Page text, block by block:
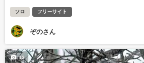
ソロ フリーサイト
ぞのさん
13